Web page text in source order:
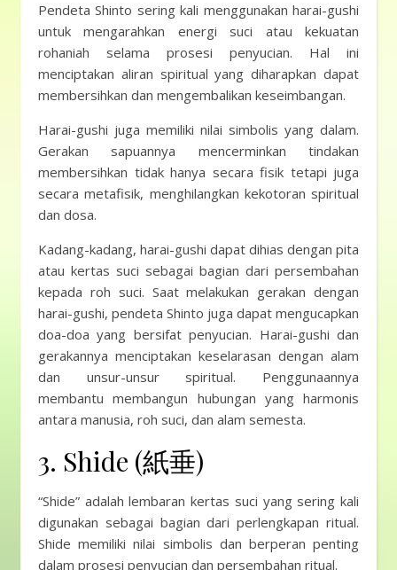
Pendeta Shinto sering kali menggunakan harai-gushi
untuk mengarahkan energi suci atau kekuatan
rohaniah selama prosesi penyucian. Hal ini
menciptakan aliran spiritual yang diharapkan dapat
membersihkan dan mengembalikan keseimbangan.
Harai-gushi juga memiliki nilai simbolis yang dalam.
Gerakan sapuannya mencerminkan tindakan
membersihkan tidak hanya secara fisik tetapi juga
secara metafisik, menghilangkan kekotoran spiritual
dan dosa.
Kadang-kadang, harai-gushi dapat dihias dengan pita
atau kertas suci sebagai bagian dari persembahan
kepada roh suci. Saat melakukan gerakan dengan
harai-gushi, pendeta Shinto juga dapat mengucapkan
doa-doa yang bersifat penyucian. Harai-gushi dan
gerakannya menciptakan keselarasan dengan alam
dan unsur-unsur spiritual. Penggunaannya
membantu membangun hubungan yang harmonis
antara manusia, roh suci, dan alam semesta.
3. Shide (紙垂)
“Shide” adalah lembaran kertas suci yang sering kali
digunakan sebagai bagian dari perlengkapan ritual.
Shide memiliki nilai simbolis dan berperan penting
dalam prosesi penyucian dan persembahan ritual.